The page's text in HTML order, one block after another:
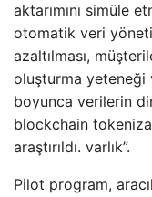
aktarımını simüle
otomatik veri
azaltılması,
oluşturma yeteneği
boyunca verilerin
blockchain
araştırıldı. varlık”.
Pilot program,